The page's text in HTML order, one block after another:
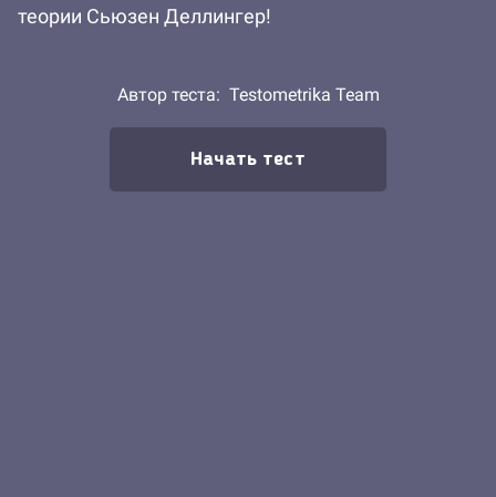
теории Сьюзен Деллингер!
Автор теста: Testometrika Team
Начать тест